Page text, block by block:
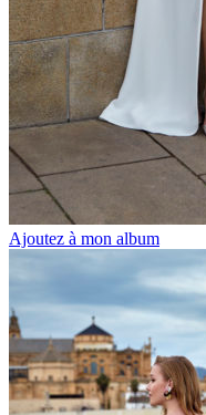
Ajoutez à mon album